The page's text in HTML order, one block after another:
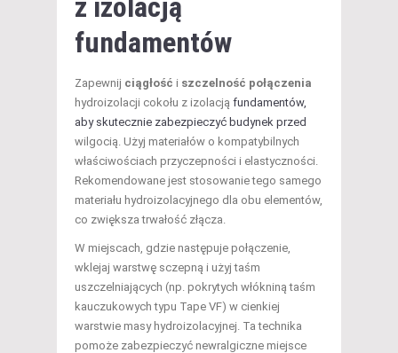
z izolacją
fundamentów
Zapewnij ciągłość i szczelność połączenia
hydroizolacji cokołu z izolacją fundamentów,
aby skutecznie zabezpieczyć budynek przed
wilgocią. Użyj materiałów o kompatybilnych
właściwościach przyczepności i elastyczności.
Rekomendowane jest stosowanie tego samego
materiału hydroizolacyjnego dla obu elementów,
co zwiększa trwałość złącza.
W miejscach, gdzie następuje połączenie,
wklejaj warstwę sczepną i użyj taśm
uszczelniających (np. pokrytych włókniną taśm
kauczukowych typu Tape VF) w cienkiej
warstwie masy hydroizolacyjnej. Ta technika
pomoże zabezpieczyć newralgiczne miejsce